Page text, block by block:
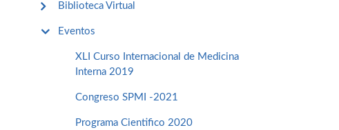
Biblioteca Virtual
Eventos
XLI Curso Internacional de Medicina
Interna 2019
Congreso SPMI -2021
Programa Cientifico 2020